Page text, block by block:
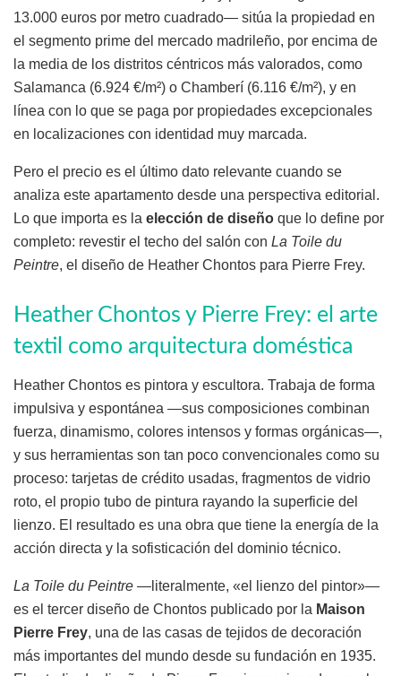
13.000 euros por metro cuadrado— sitúa la propiedad en
el segmento prime del mercado madrileño, por encima de
la media de los distritos céntricos más valorados, como
Salamanca (6.924 €/m²) o Chamberí (6.116 €/m²), y en
línea con lo que se paga por propiedades excepcionales
en localizaciones con identidad muy marcada.
Pero el precio es el último dato relevante cuando se
analiza este apartamento desde una perspectiva editorial.
Lo que importa es la elección de diseño que lo define por
completo: revestir el techo del salón con La Toile du
Peintre, el diseño de Heather Chontos para Pierre Frey.
Heather Chontos y Pierre Frey: el arte
textil como arquitectura doméstica
Heather Chontos es pintora y escultora. Trabaja de forma
impulsiva y espontánea —sus composiciones combinan
fuerza, dinamismo, colores intensos y formas orgánicas—,
y sus herramientas son tan poco convencionales como su
proceso: tarjetas de crédito usadas, fragmentos de vidrio
roto, el propio tubo de pintura rayando la superficie del
lienzo. El resultado es una obra que tiene la energía de la
acción directa y la sofisticación del dominio técnico.
La Toile du Peintre —literalmente, «el lienzo del pintor»—
es el tercer diseño de Chontos publicado por la Maison
Pierre Frey, una de las casas de tejidos de decoración
más importantes del mundo desde su fundación en 1935.